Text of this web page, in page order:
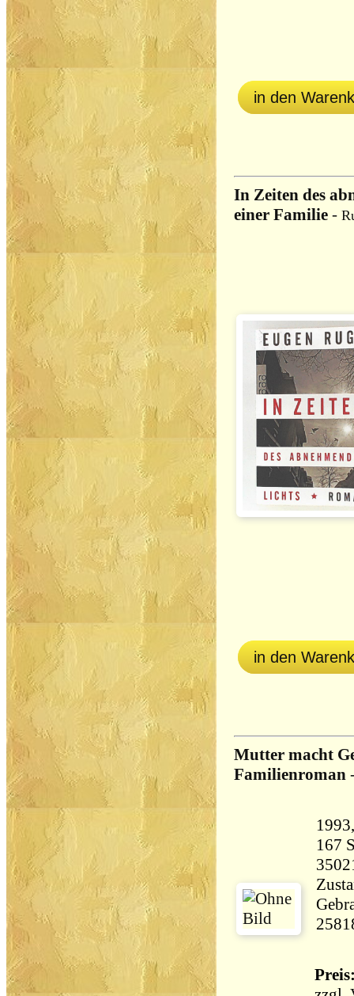
in den
In Zeiten des
einer Familie -
in den
Mutter macht
Familienroman
167